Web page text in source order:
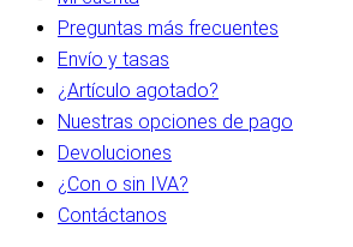
Preguntas más frecuentes
Envío y tasas
¿Artículo agotado?
Nuestras opciones de pago
Devoluciones
¿Con o sin IVA?
Contáctanos